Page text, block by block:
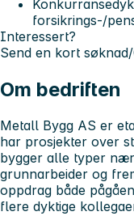
forsikrings-/
Interessert?
Send en kort
Om bedriften
Metall Bygg AS er
har prosjekter over
bygger alle typer
grunnarbeider og
oppdrag både
flere dyktige